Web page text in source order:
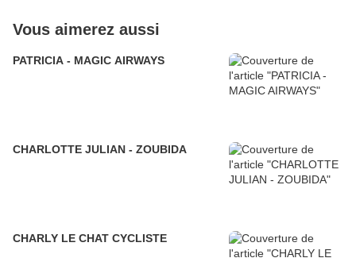
Vous aimerez aussi
PATRICIA - MAGIC AIRWAYS
CHARLOTTE JULIAN - ZOUBIDA
CHARLY LE CHAT CYCLISTE